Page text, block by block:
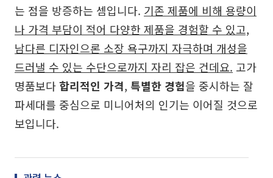
는 점을 방증하는 셈입니다. 기존 제품에 비해 용량이
나 가격 부담이 적어 다양한 제품을 경험할 수 있고,
남다른 디자인으론 소장 욕구까지 자극하며 개성을
드러낼 수 있는 수단으로까지 자리 잡은 건데요. 고가
명품보다합리적인 가격, 특별한 경험을 중시하는 잘
파세대를 중심으로 미니어처의 인기는 이어질 것으로
보입니다.